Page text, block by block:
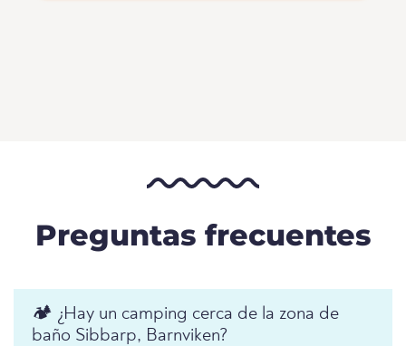
Preguntas frecuentes
🏕️ ¿Hay un camping cerca de la zona de
baño Sibbarp, Barnviken?